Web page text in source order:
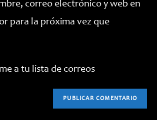
correo electrónico y web en
para la próxima vez que
a tu lista de correos